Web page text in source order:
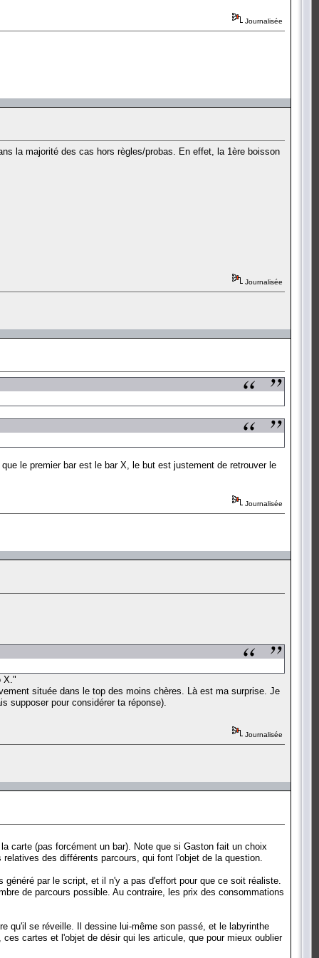
Journalisée
la majorité des cas hors règles/probas. En effet, la 1ère boisson
Journalisée
le premier bar est le bar X, le but est justement de retrouver le
Journalisée
X."
située dans le top des moins chères. Là est ma surprise. Je
supposer pour considérer ta réponse).
Journalisée
carte (pas forcément un bar). Note que si Gaston fait un choix
des différents parcours, qui font l'objet de la question.
par le script, et il n'y a pas d'effort pour que ce soit réaliste.
de parcours possible. Au contraire, les prix des consommations
qu'il se réveille. Il dessine lui-même son passé, et le labyrinthe
cartes et l'objet de désir qui les articule, que pour mieux oublier